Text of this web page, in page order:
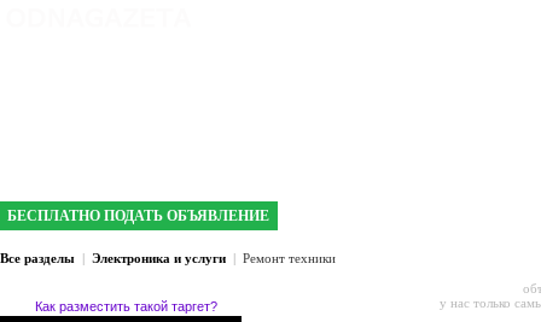
БЕСПЛАТНО ПОДАТЬ ОБЪЯВЛЕНИЕ
Все разделы | Электроника и услуги | Ремонт техники
Как разместить такой таргет?
у нас только